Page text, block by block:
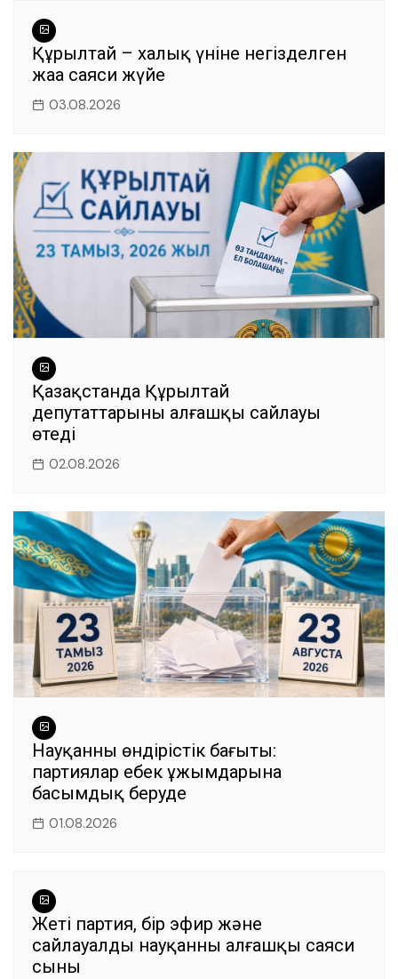
Құрылтай – халық үніне негізделген
жаңа саяси жүйе
03.08.2026
Қазақстанда Құрылтай
депутаттарының алғашқы сайлауы
өтеді
02.08.2026
Науқанның өндірістік бағыты:
партиялар еңбек ұжымдарына
басымдық беруде
01.08.2026
Жеті партия, бір эфир және
сайлауалды науқанның алғашқы саяси
сыны